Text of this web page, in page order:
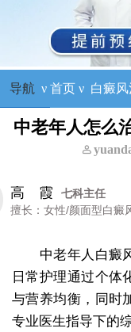
导航 ν 首页ν 白癜风
中老年人怎么
咨询她
中老年人白癜风
日常护理通过个体
与营养均衡，同时
专业医生指导下的